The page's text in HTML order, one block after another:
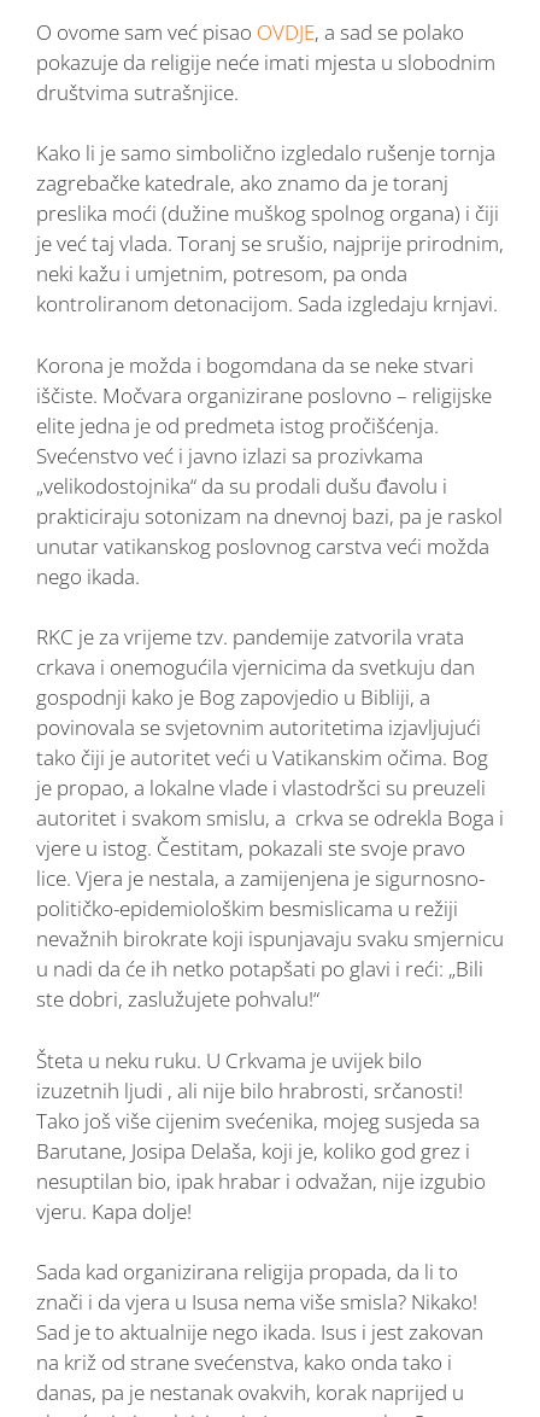
O ovome sam već pisao OVDJE, a sad se polako
pokazuje da religije neće imati mjesta u slobodnim
društvima sutrašnjice.
Kako li je samo simbolično izgledalo rušenje tornja
zagrebačke katedrale, ako znamo da je toranj
preslika moći (dužine muškog spolnog organa) i čiji
je već taj vlada. Toranj se srušio, najprije prirodnim,
neki kažu i umjetnim, potresom, pa onda
kontroliranom detonacijom. Sada izgledaju krnjavi.
Korona je možda i bogomdana da se neke stvari
iščiste. Močvara organizirane poslovno – religijske
elite jedna je od predmeta istog pročišćenja.
Svećenstvo već i javno izlazi sa prozivkama
„velikodostojnika“ da su prodali dušu đavolu i
prakticiraju sotonizam na dnevnoj bazi, pa je raskol
unutar vatikanskog poslovnog carstva veći možda
nego ikada.
RKC je za vrijeme tzv. pandemije zatvorila vrata
crkava i onemogućila vjernicima da svetkuju dan
gospodnji kako je Bog zapovjedio u Bibliji, a
povinovala se svjetovnim autoritetima izjavljujući
tako čiji je autoritet veći u Vatikanskim očima. Bog
je propao, a lokalne vlade i vlastodršci su preuzeli
autoritet i svakom smislu, a crkva se odrekla Boga i
vjere u istog. Čestitam, pokazali ste svoje pravo
lice. Vjera je nestala, a zamijenjena je sigurnosno-
političko-epidemiološkim besmislicama u režiji
nevažnih birokrate koji ispunjavaju svaku smjernicu
u nadi da će ih netko potapšati po glavi i reći: „Bili
ste dobri, zaslužujete pohvalu!“
Šteta u neku ruku. U Crkvama je uvijek bilo
izuzetnih ljudi , ali nije bilo hrabrosti, srčanosti!
Tako još više cijenim svećenika, mojeg susjeda sa
Barutane, Josipa Delaša, koji je, koliko god grez i
nesuptilan bio, ipak hrabar i odvažan, nije izgubio
vjeru. Kapa dolje!
Sada kad organizirana religija propada, da li to
znači i da vjera u Isusa nema više smisla? Nikako!
Sad je to aktualnije nego ikada. Isus i jest zakovan
na križ od strane svećenstva, kako onda tako i
danas, pa je nestanak ovakvih, korak naprijed u